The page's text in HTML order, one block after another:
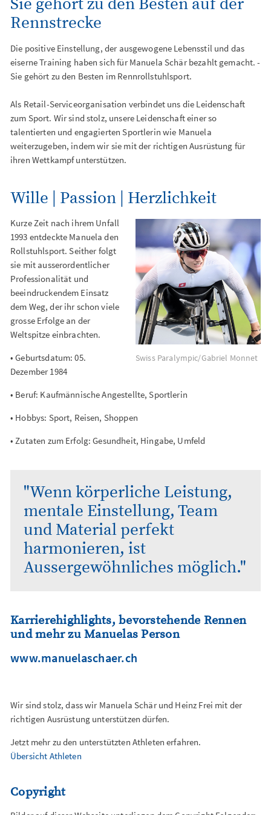
Sie gehört zu den Besten auf der
Rennstrecke
Die positive Einstellung, der ausgewogene Lebensstil und das
eiserne Training haben sich für Manuela Schär bezahlt gemacht. -
Sie gehört zu den Besten im Rennrollstuhlsport.
Als Retail-Serviceorganisation verbindet uns die Leidenschaft
zum Sport. Wir sind stolz, unsere Leidenschaft einer so
talentierten und engagierten Sportlerin wie Manuela
weiterzugeben, indem wir sie mit der richtigen Ausrüstung für
ihren Wettkampf unterstützen.
Wille | Passion | Herzlichkeit
Swiss Paralympic/Gabriel Monnet
Kurze Zeit nach ihrem Unfall
1993 entdeckte Manuela den
Rollstuhlsport. Seither folgt
sie mit ausserordentlicher
Professionalität und
beeindruckendem Einsatz
dem Weg, der ihr schon viele
grosse Erfolge an der
Weltspitze einbrachten.
• Geburtsdatum: 05.
Dezember 1984
• Beruf: Kaufmännische Angestellte, Sportlerin
• Hobbys: Sport, Reisen, Shoppen
• Zutaten zum Erfolg: Gesundheit, Hingabe, Umfeld
"Wenn körperliche Leistung,
mentale Einstellung, Team
und Material perfekt
harmonieren, ist
Aussergewöhnliches möglich."
Karrierehighlights, bevorstehende Rennen
und mehr zu Manuelas Person
www.manuelaschaer.ch
Wir sind stolz, dass wir Manuela Schär und Heinz Frei mit der
richtigen Ausrüstung unterstützen dürfen.
Jetzt mehr zu den unterstützten Athleten erfahren.
Übersicht Athleten
Copyright